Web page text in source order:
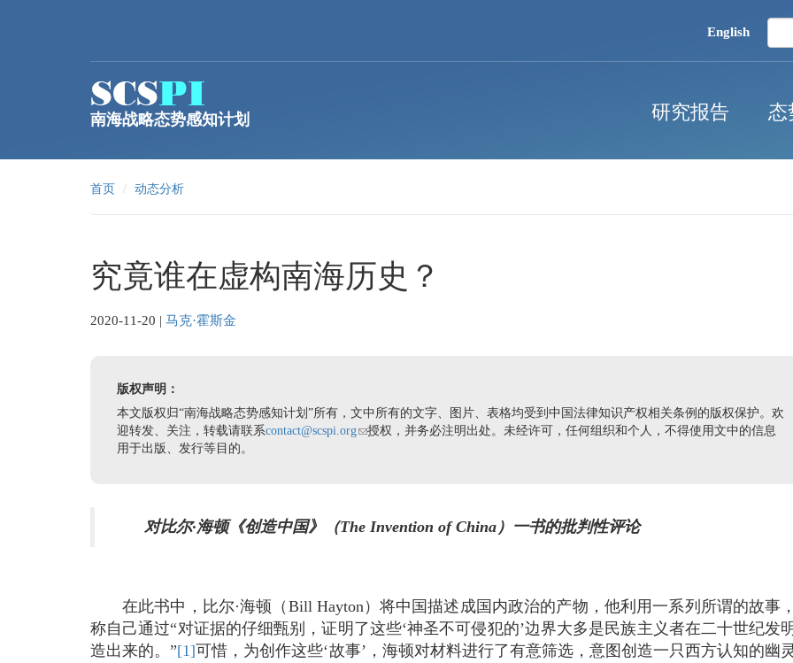
南海战略态势感知计划
English
研究报告
首页 动态分析
究竟谁在虚构南海历史？
版权声明：
本文版权归“南海战略态势感知计划”所有，文中所有的文字、图片、表格均受到中国法律知识产权相关条例的版权保护。欢
迎转发、关注，转载请联系contact@scspi.org(link sends e-mail)
授权，并务必注明出处。未经许可，任何组织和个人，不得使用文中的信息
用于出版、发行等目的。
2020-11-20 | 马克·霍斯金
对比尔·海顿《创造中国》（The Invention of China ）一书的批判性评论
在此书中，比尔·海顿（Bill Hayton）将中国描述成国内政治的产物，他利用一系列所谓的故事
称自己通过“对证据的仔细甄别，证明了这些‘神圣不可侵犯的’边界大多是民族主义者在二十世纪发
造出来的。”[1]可惜，为创作这些‘故事’，海顿对材料进行了有意筛选，意图创造一只西方认知的幽